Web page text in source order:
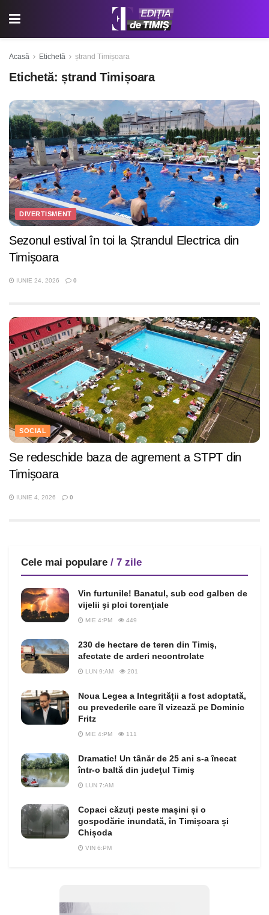
Acasă Etichetă ștrand Timișoara
Etichetă: ștrand Timișoara
DIVERTISMENT
Sezonul estival în toi la Ștrandul Electrica din
Timișoara
IUNIE 24, 2026 0
SOCIAL
Se redeschide baza de agrement a STPT din
Timișoara
IUNIE 4, 2026 0
Cele mai populare / 7 zile
Vin furtunile! Banatul, sub cod galben de
vijelii şi ploi torenţiale
MIE 4:PM 449
230 de hectare de teren din Timiş,
afectate de arderi necontrolate
LUN 9:AM 201
Noua Legea a Integrității a fost adoptată,
cu prevederile care îl vizează pe Dominic
Fritz
MIE 4:PM 111
Dramatic! Un tânăr de 25 ani s-a înecat
într-o baltă din judeţul Timiş
LUN 7:AM
Copaci căzuți peste mașini și o
gospodărie inundată, în Timișoara și
Chișoda
VIN 6:PM